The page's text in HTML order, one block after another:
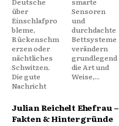
über
Einschlafpro
bleme,
Rückenschm
erzen oder
nächtliches
Schwitzen.
Die gute
Nachricht
Sensoren
und
durchdachte
Bettsysteme
verändern
grundlegend
die Art und
Weise,...
Julian Reichelt Ehefrau –
Fakten & Hintergründe